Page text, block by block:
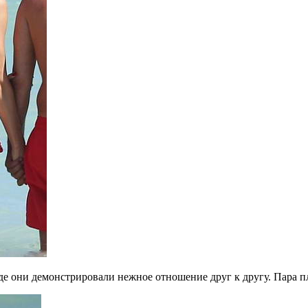
демонстрировали нежное отношение друг к другу. Пара